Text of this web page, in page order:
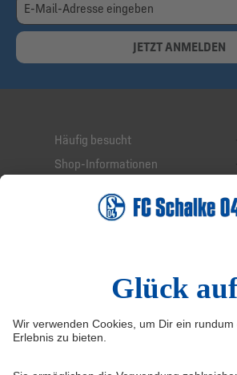
JETZT ANMELDEN
Häufig besucht
Shop-Informationen
Service-Hotline